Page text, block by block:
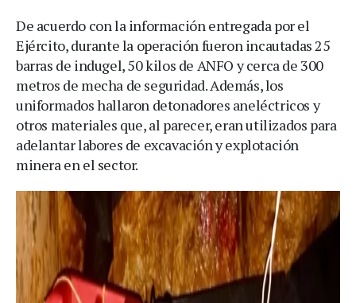
De acuerdo con la información entregada por el
Ejército, durante la operación fueron incautadas 25
barras de indugel, 50 kilos de ANFO y cerca de 300
metros de mecha de seguridad. Además, los
uniformados hallaron detonadores aneléctricos y
otros materiales que, al parecer, eran utilizados para
adelantar labores de excavación y explotación
minera en el sector.